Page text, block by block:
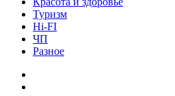
Туризм
Hi-FI
ЧП
Разное